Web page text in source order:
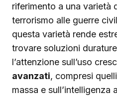
riferimento a una varietà
terrorismo alle guerre
questa varietà rende
trovare soluzioni
l’attenzione sull’uso
avanzati, compresi
massa e sull’intelligenza